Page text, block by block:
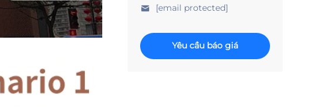
[email protected]
Yêu cầu báo giá